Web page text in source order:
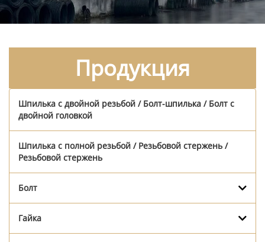
Продукция
Шпилька с двойной резьбой / Болт-шпилька / Болт с
двойной головкой
Шпилька с полной резьбой / Резьбовой стержень /
Резьбовой стержень
Болт
Гайка